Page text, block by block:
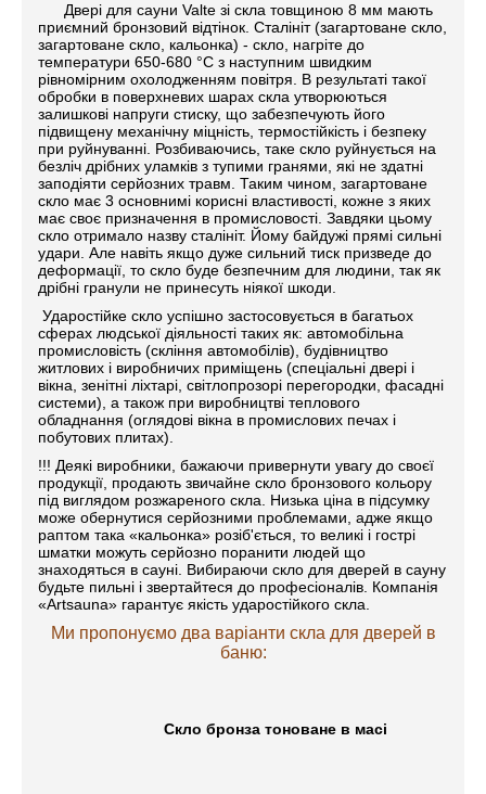
Двері для сауни Valte зі скла товщиною 8 мм мають
приємний бронзовий відтінок. Сталініт (загартоване скло,
загартоване скло, кальонка) - скло, нагріте до
температури 650-680 °C з наступним швидким
рівномірним охолодженням повітря. В результаті такої
обробки в поверхневих шарах скла утворюються
залишкові напруги стиску, що забезпечують його
підвищену механічну міцність, термостійкість і безпеку
при руйнуванні. Розбиваючись, таке скло руйнується на
безліч дрібних уламків з тупими гранями, які не здатні
заподіяти серйозних травм. Таким чином, загартоване
скло має 3 основнимі корисні властивості, кожне з яких
має своє призначення в промисловості. Завдяки цьому
скло отримало назву сталініт. Йому байдужі прямі сильні
удари. Але навіть якщо дуже сильний тиск призведе до
деформації, то скло буде безпечним для людини, так як
дрібні гранули не принесуть ніякої шкоди.
Ударостійке скло успішно застосовується в багатьох
сферах людської діяльності таких як: автомобільна
промисловість (скління автомобілів), будівництво
житлових і виробничих приміщень (спеціальні двері і
вікна, зенітні ліхтарі, світлопрозорі перегородки, фасадні
системи), а також при виробництві теплового
обладнання (оглядові вікна в промислових печах і
побутових плитах)
!!! Деякі виробники, бажаючи привернути увагу до своєї
продукції, продають звичайне скло бронзового кольору
під виглядом розжареного скла. Низька ціна в підсумку
може обернутися серйозними проблемами, адже якщо
раптом така «кальонка» розіб'ється, то великі і гострі
шматки можуть серйозно поранити людей що
знаходяться в сауні. Вибираючи скло для дверей в сауну
будьте пильні і звертайтеся до професіоналів. Компанія
«Artsauna» гарантує якість ударостійкого скла.
Ми пропонуємо два варіанти скла для дверей в
баню:
Скло бронза тоноване в масі